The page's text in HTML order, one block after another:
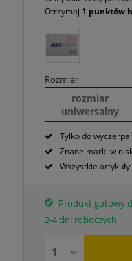
Otrzymaj 1 punktów
Rozmiar
rozmiar
uniwersalny
Tylko do
Znane marki w
Wszystkie
Produkt gotowy
2-4 dni roboczych